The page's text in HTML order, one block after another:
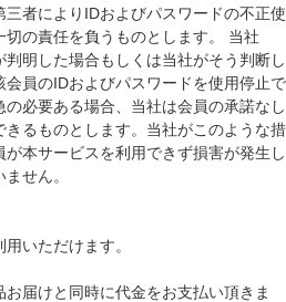
者によりIDおよびパスワードの不正使
の責任を負うものとします。 当社
明した場合もしくは当社がそう判断し
員のIDおよびパスワードを使用停止で
必要ある場合、当社は会員の承諾なし
るものとします。当社がこのような措
本サービスを利用できず損害が発生し
せん。
いただけます。
届けと同時に代金をお支払い頂きま